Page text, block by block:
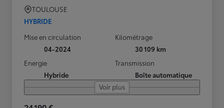
TOULOUSE
HYBRIDE
Mise en circulation
04-2024
Kilométrage
30 109 km
Energie
Hybride
Transmission
Boîte automatique
Voir plus